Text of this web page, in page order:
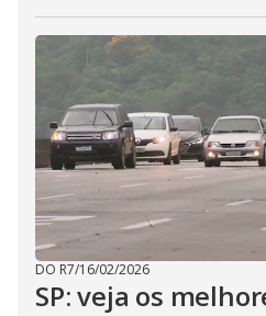
DO R7/16/02/2026
SP: veja os